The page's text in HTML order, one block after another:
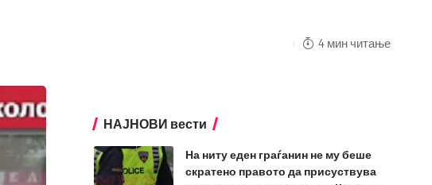
4 мин читање
НАЈНОВИ вести
На ниту еден граѓанин не му беше
скратено правото да присуствува